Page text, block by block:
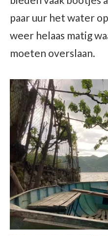
paar uur het water
weer helaas matig
moeten overslaan.